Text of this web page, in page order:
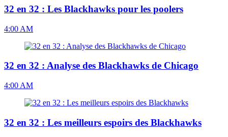
32 en 32 : Les Blackhawks pour les poolers
4:00 AM
32 en 32 : Analyse des Blackhawks de Chicago
4:00 AM
32 en 32 : Les meilleurs espoirs des Blackhawks